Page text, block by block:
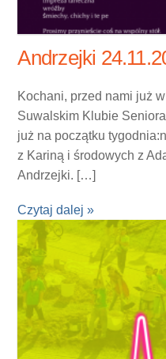
Andrzejki
Kochani, przed nami już
Suwalskim Klubie
już na początku
z Kariną i środowych z
Andrzejki. […]
Czytaj dalej »